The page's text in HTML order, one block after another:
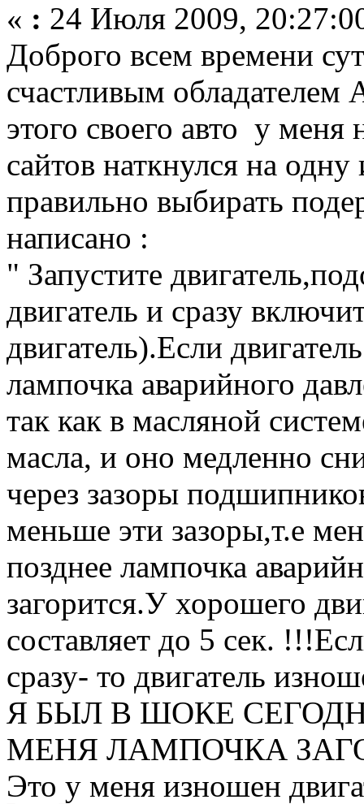
« : 24 Июля 2009,
Доброго всем времени
счастливым обладателем
этого своего авто у
сайтов наткнулся на
правильно выбирать
написано :
" Запустите
двигатель и сразу
двигатель).Если
лампочка аварийного
так как в масляной
масла, и оно медленно
через зазоры
меньше эти зазоры,т.е
позднее лампочка
загорится.У хорошего
составляет до 5 сек.
сразу- то двигатель
Я БЫЛ В ШОКЕ
МЕНЯ ЛАМПОЧКА
Это у меня изношен